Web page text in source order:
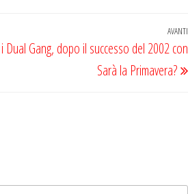
AVANTI
Gang, dopo il successo del 2002 con
Sarà la Primavera?